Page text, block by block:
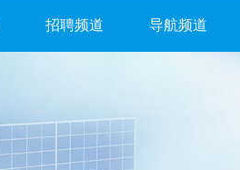
招聘频道 导航频道